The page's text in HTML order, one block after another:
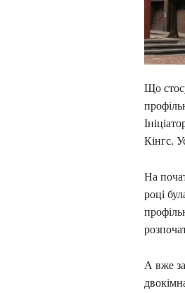
Що
Кінгс.
На
році
А вже